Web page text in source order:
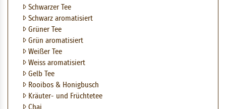
Schwarzer Tee
Schwarz aromatisiert
Grüner Tee
Grün aromatisiert
Weißer Tee
Weiss aromatisiert
Gelb Tee
Rooibos & Honigbusch
Kräuter- und Früchtetee
Chai